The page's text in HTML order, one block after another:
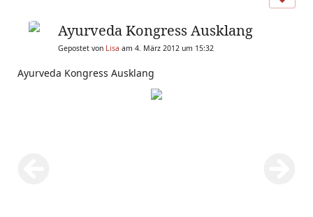
Ayurveda Kongress Ausklang
Gepostet von Lisa am 4. März 2012 um 15:32
Ayurveda Kongress Ausklang